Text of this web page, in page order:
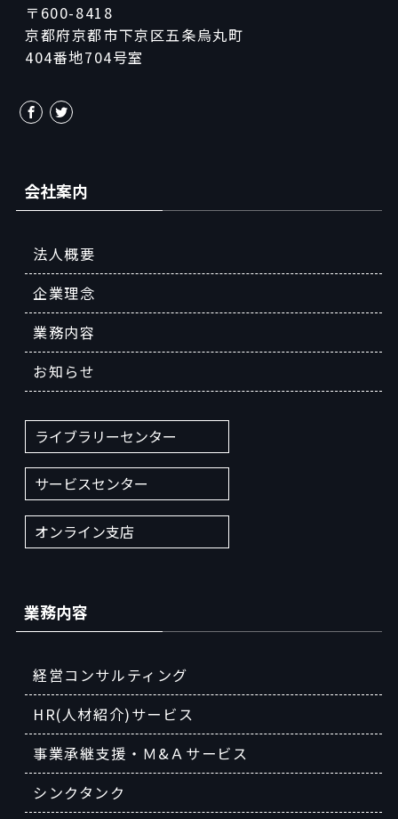
〒600-8418
京都府京都市下京区五条烏丸町
404番地704号室
会社案内
法人概要
企業理念
業務内容
お知らせ
ライブラリーセンター
サービスセンター
オンライン支店
業務内容
経営コンサルティング
HR(人材紹介)サービス
事業承継支援・Ｍ&Ａサービス
シンクタンク